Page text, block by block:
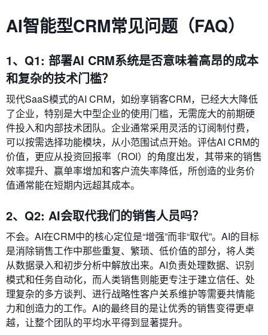
AI智能型CRM常见问题（FAQ）
1、Q1: 部署AI CRM系统是否意味着高昂的成本
和复杂的技术门槛？
现代SaaS模式的AI CRM，如纷享销客CRM，已经大大降低
了企业，特别是大中型企业的使用门槛，无需庞大的前期硬
件投入和内部技术团队。企业通常采用灵活的订阅制付费，
可以按需选择功能模块，从小范围试点开始。评估AI CRM的
价值，更应从投资回报率（ROI）的角度出发，其带来的销售
效率提升、赢单率增加和客户流失率降低，所创造的业务价
值通常能在短期内远超其成本。
2、Q2: AI会取代我们的销售人员吗？
不会。AI在CRM中的核心定位是“增强”而非“取代”。AI的目标
是消除销售工作中那些重复、繁琐、低价值的部分，将人类
从数据录入和初步分析中解放出来。AI负责处理数据、识别
模式和任务自动化，而人类销售则能更专注于建立信任、处
理复杂的多方谈判、进行战略性客户关系维护等需要共情能
力和创造力的工作。AI的最终目的是让优秀的销售变得更卓
越，让整个团队的平均水平得到显著提升。